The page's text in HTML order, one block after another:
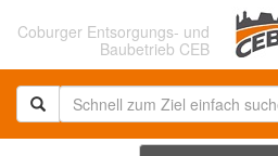
Coburger Entsorgungs- und
Baubetrieb CEB